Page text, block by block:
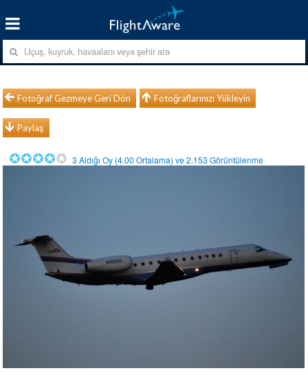
Fotoğraf Gezmeye Geri Dön Fotoğraflarınızı Yükleyin
Paylaş
3 Aldığı Oy (4.00 Ortalama) ve2.153 Görüntülenme